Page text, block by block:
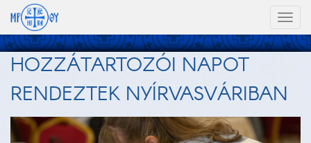
HOZZÁTARTOZÓI NAPOT
RENDEZTEK NYÍRVASVÁRIBAN